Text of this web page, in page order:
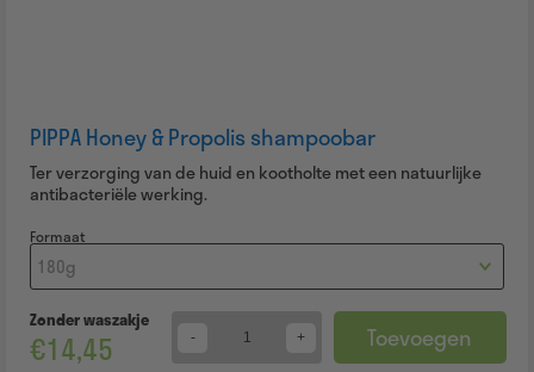
PIPPA Honey & Propolis shampoobar
Ter verzorging van de huid en kootholte met een natuurlijke
antibacteriële werking.
Formaat
Zonder waszakje
€14,45 Quantity Toevoegen